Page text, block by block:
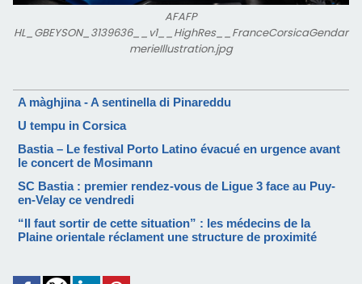
AFAFP
HL_GBEYSON_3139636__v1__HighRes__FranceCorsicaGendar
merieIllustration.jpg
A màghjina - A sentinella di Pinareddu
U tempu in Corsica
Bastia – Le festival Porto Latino évacué en urgence avant
le concert de Mosimann
SC Bastia : premier rendez-vous de Ligue 3 face au Puy-
en-Velay ce vendredi
“Il faut sortir de cette situation” : les médecins de la
Plaine orientale réclament une structure de proximité